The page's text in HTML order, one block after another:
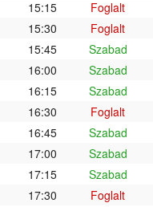
15:15
Foglalt
15:30
Foglalt
15:45
Szabad
16:00
Szabad
16:15
Szabad
16:30
Foglalt
16:45
Szabad
17:00
Szabad
17:15
Szabad
17:30
Foglalt